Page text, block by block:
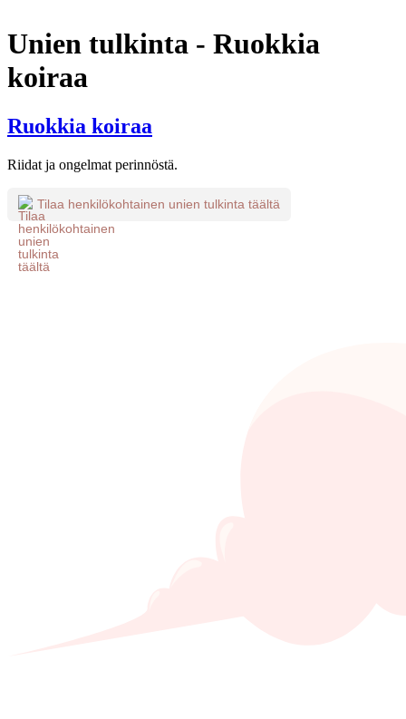
Unien tulkinta - Ruokkia
koiraa
Ruokkia koiraa
Riidat ja ongelmat perinnöstä.
Tilaa henkilökohtainen unien tulkinta täältä